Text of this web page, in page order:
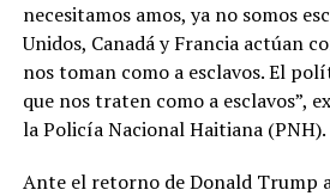
necesitamos amos, ya no somos
Unidos, Canadá y Francia actúan
nos toman como a esclavos. El
que nos traten como a esclavos”,
la Policía Nacional Haitiana (PNH).
Ante el retorno de Donald Trump